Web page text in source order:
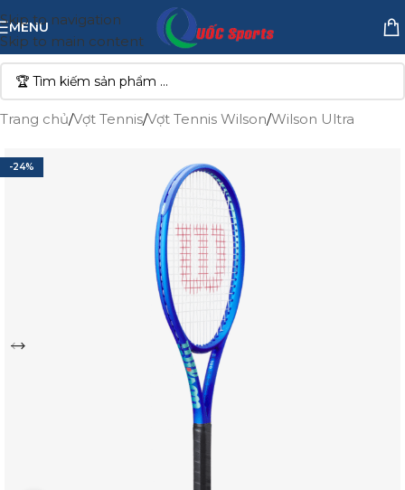
Skip to navigation
Skip to main content
MENU
Trang chủ/Vợt Tennis/Vợt Tennis Wilson/Wilson Ultra
-24%